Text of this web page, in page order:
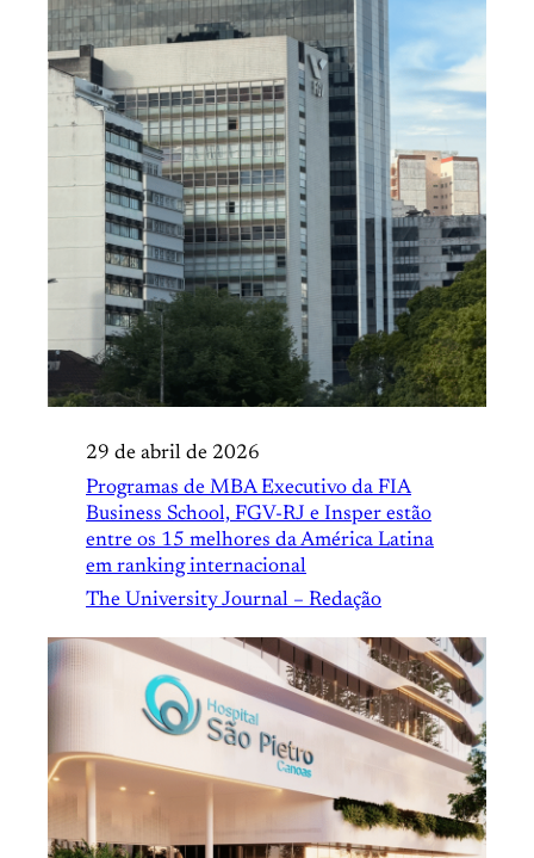
29 de abril de 2026
Programas de MBA Executivo da FIA
Business School, FGV-RJ e Insper estão
entre os 15 melhores da América Latina
em ranking internacional
The University Journal – Redação